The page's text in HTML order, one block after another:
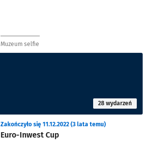
Muzeum selfie
28 wydarzeń
Euro-Inwest Cup
Zakończyło się 11.12.2022 (3 lata temu)